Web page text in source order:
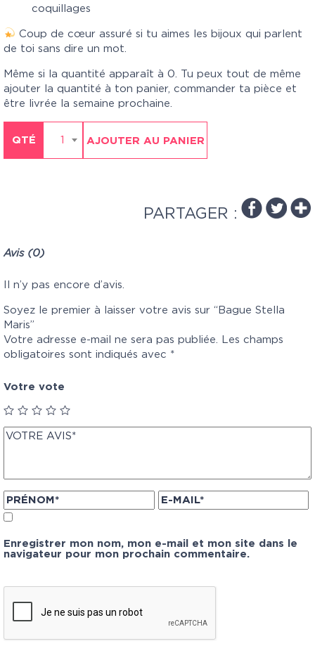
coquillages
Coup de cœur assuré si tu aimes les bijoux qui parlent
de toi sans dire un mot.
Même si la quantité apparaît à 0. Tu peux tout de même
ajouter la quantité à ton panier, commander ta pièce et
être livrée la semaine prochaine.
QTÉ 1 AJOUTER AU PANIER
PARTAGER :
Avis (0)
Il n’y pas encore d’avis.
Soyez le premier à laisser votre avis sur “Bague Stella
Maris”
Votre adresse e-mail ne sera pas publiée.
Les champs
obligatoires sont indiqués avec *
Votre vote
Enregistrer mon nom, mon e-mail et mon site dans le
navigateur pour mon prochain commentaire.